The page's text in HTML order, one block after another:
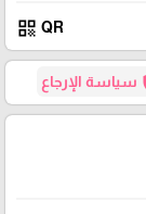
QR
qr_code
سياسة الإرجاع